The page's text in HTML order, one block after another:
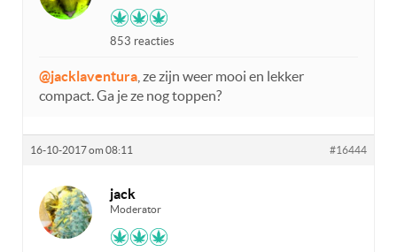
853 reacties
@jacklaventura , ze zijn weer mooi en lekker
compact. Ga je ze nog toppen?
16-10-2017 om 08:11 #16444
jack
Moderator